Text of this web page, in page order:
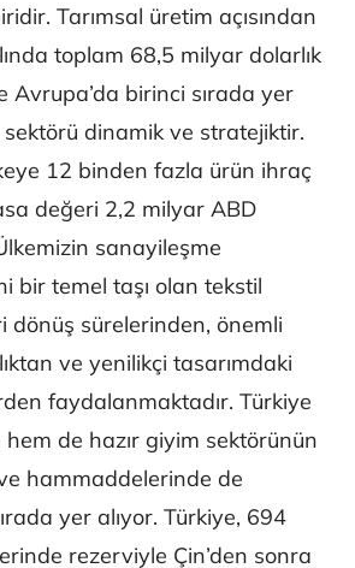
Tarımsal üretim açısından
toplam 68,5 milyar dolarlık
Avrupa’da birinci sırada yer
sektörü dinamik ve stratejiktir.
12 binden fazla ürün ihraç
değeri 2,2 milyar ABD
sanayileşme
bir temel taşı olan tekstil
dönüş sürelerinden, önemli
ve yenilikçi tasarımdaki
faydalanmaktadır. Türkiye
hem de hazır giyim sektörünün
hammaddelerinde de
yer alıyor. Türkiye, 694
rezerviyle Çin’den sonra